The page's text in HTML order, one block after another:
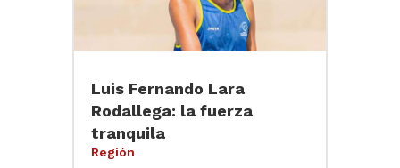
Luis Fernando Lara
Rodallega: la fuerza
tranquila
Región